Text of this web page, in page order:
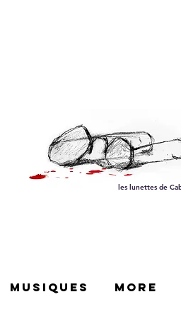
les lunettes de
Musiques More